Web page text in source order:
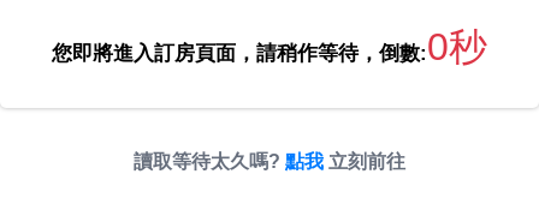
您即將進入訂房頁面，請稍作等待，倒數:0秒
讀取等待太久嗎? 點我 立刻前往